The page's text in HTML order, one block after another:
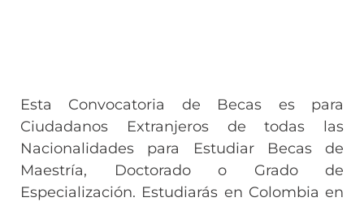
Esta Convocatoria de Becas es para
Ciudadanos Extranjeros de todas las
Nacionalidades para Estudiar Becas de
Maestría, Doctorado o Grado de
Especialización. Estudiarás en Colombia en